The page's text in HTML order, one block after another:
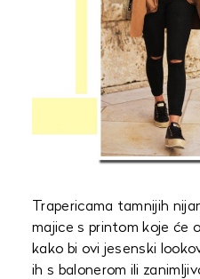
Trapericama tamnijih
majice s printom koje će
kako bi ovi jesenski
ih s balonerom ili